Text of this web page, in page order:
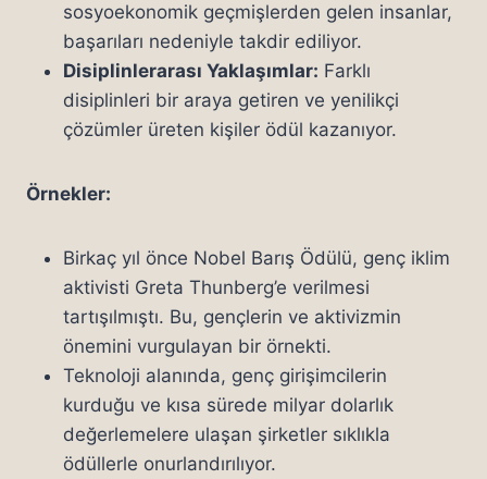
sosyoekonomik geçmişlerden gelen insanlar,
başarıları nedeniyle takdir ediliyor.
Disiplinlerarası Yaklaşımlar: Farklı
disiplinleri bir araya getiren ve yenilikçi
çözümler üreten kişiler ödül kazanıyor.
Örnekler:
Birkaç yıl önce Nobel Barış Ödülü, genç iklim
aktivisti Greta Thunberg’e verilmesi
tartışılmıştı. Bu, gençlerin ve aktivizmin
önemini vurgulayan bir örnekti.
Teknoloji alanında, genç girişimcilerin
kurduğu ve kısa sürede milyar dolarlık
değerlemelere ulaşan şirketler sıklıkla
ödüllerle onurlandırılıyor.